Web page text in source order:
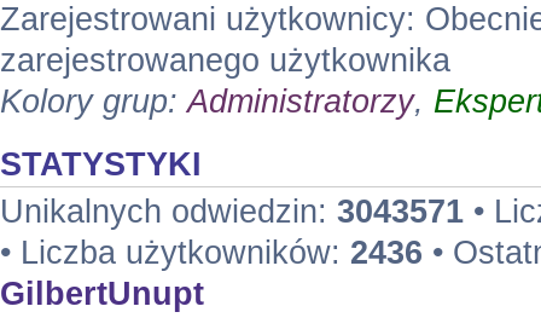
Zarejestrowani użytkownicy:
zarejestrowanego użytkownika
Kolory grup:Administratorzy,
STATYSTYKI
Unikalnych odwiedzin: 3043571 •
• Liczba użytkowników: 2436 •
GilbertUnupt